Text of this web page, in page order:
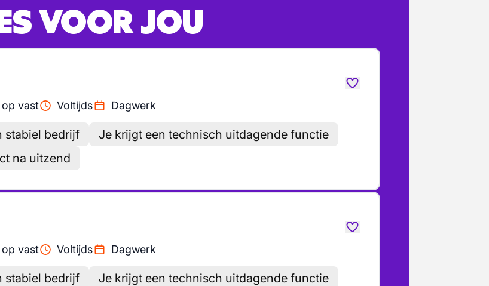
VOOR JOU
op vast Voltijds Dagwerk
stabiel bedrijf
Je krijgt een technisch uitdagende functie
na uitzend
op vast Voltijds Dagwerk
stabiel bedrijf
Je krijgt een technisch uitdagende functie